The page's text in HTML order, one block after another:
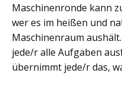
Maschinenronde kann
wer es im heißen und
Maschinenraum
jede/r alle Aufgaben
übernimmt jede/r das,